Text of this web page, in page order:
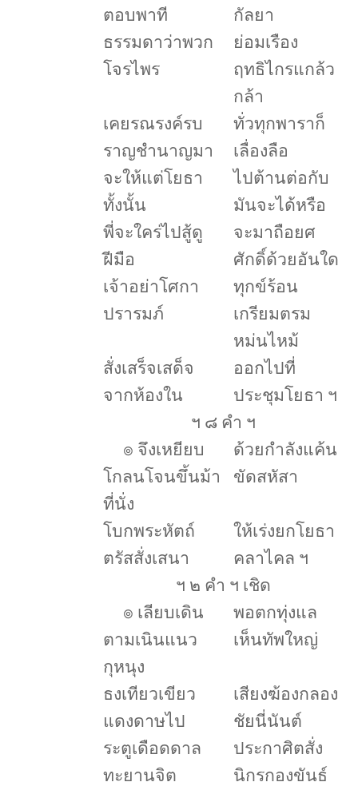
ตอบพาที
กัลยา
ธรรมดาว่าพวก
โจรไพร
ย่อมเรือง
ฤทธิไกรแกล้ว
กล้า
เคยรณรงค์รบ
ราญชำนาญมา
ทั่วทุกพาราก็
เลื่องลือ
จะให้แต่โยธา
ทั้งนั้น
ไปต้านต่อกับ
มันจะได้หรือ
พี่จะใคร่ไปสู้ดู
ฝีมือ
จะมาถือยศ
ศักดิ์ด้วยอันใด
เจ้าอย่าโศกา
ปรารมภ์
ทุกข์ร้อน
เกรียมตรม
หม่นไหม้
สั่งเสร็จเสด็จ
จากห้องใน
ออกไปที่
ประชุมโยธา ฯ
ฯ ๘ คำ ฯ
๏ จึงเหยียบ
โกลนโจนขึ้นม้า
ที่นั่ง
ด้วยกำลังแค้น
ขัดสหัสา
โบกพระหัตถ์
ตรัสสั่งเสนา
ให้เร่งยกโยธา
คลาไคล ฯ
ฯ ๒ คำ ฯ เชิด
๏ เลียบเดิน
ตามเนินแนว
กุหนุง
พอตกทุ่งแล
เห็นทัพใหญ่
ธงเทียวเขียว
แดงดาษไป
เสียงฆ้องกลอง
ชัยนี่นันต์
ระตูเดือดดาล
ทะยานจิต
ประกาศิตสั่ง
นิกรกองขันธ์